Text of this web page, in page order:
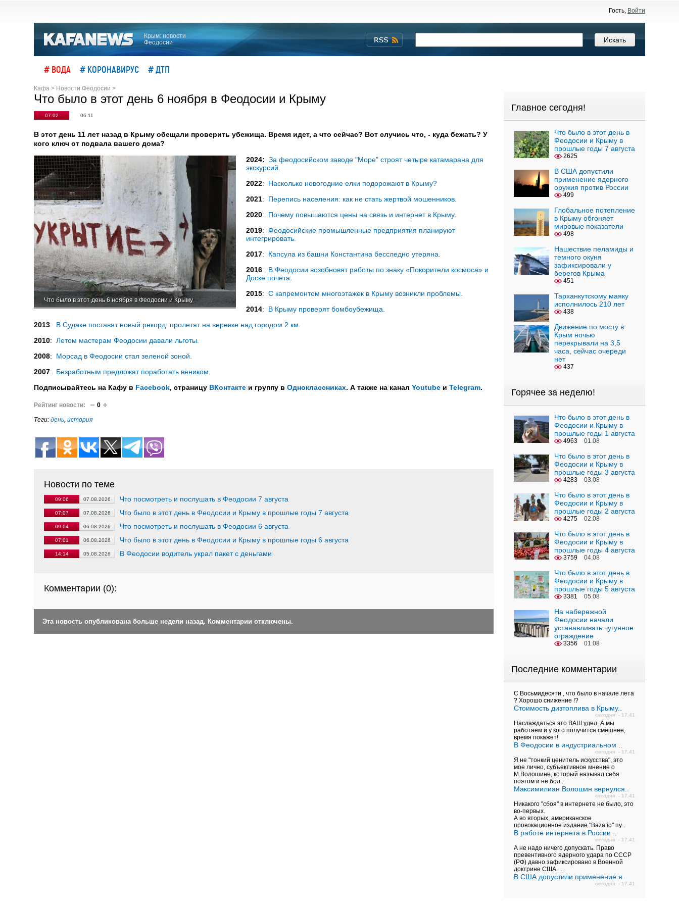
Гость, Войти
Крым: новости
Феодосии
# ВОДА # КОРОНАВИРУС # ДТП
Кафа > Новости Феодосии >
Что было в этот день 6 ноября в Феодосии и Крыму
07:02 06.11
В этот день 11 лет назад в Крыму обещали проверить убежища. Время идет, а что сейчас? Вот случись что, - куда бежать? У
кого ключ от подвала вашего дома?
Что было в этот день 6 ноября в Феодосии и Крыму
2024: За феодосийском заводе "Море" строят четыре катамарана для
экскурсий.
2022: Насколько новогодние елки подорожают в Крыму?
2021: Перепись населения: как не стать жертвой мошенников.
2020: Почему повышаются цены на связь и интернет в Крыму.
2019: Феодосийские промышленные предприятия планируют
интегрировать.
2017: Капсула из башни Константина бесследно утеряна.
2016: В Феодосии возобновят работы по знаку «Покорители космоса» и
Доске почета.
2015: С капремонтом многоэтажек в Крыму возникли проблемы.
2014: В Крыму проверят бомбоубежища.
2013: В Судаке поставят новый рекорд: пролетят на веревке над городом 2 км.
2010: Летом мастерам Феодосии давали льготы.
2008: Морсад в Феодосии стал зеленой зоной.
2007: Безработным предложат поработать веником.
Подписывайтесь на Кафу в Facebook, страницу ВКонтакте и группу в Одноклассниках. А также на канал Youtube и Telegram.
Рейтинг новости: 0
Теги: день, история
Новости по теме
09:06 07.08.2026 Что посмотреть и послушать в Феодосии 7 августа
07:07 07.08.2026 Что было в этот день в Феодосии и Крыму в прошлые годы 7 августа
09:04 06.08.2026 Что посмотреть и послушать в Феодосии 6 августа
07:01 06.08.2026 Что было в этот день в Феодосии и Крыму в прошлые годы 6 августа
14:14 05.08.2026 В Феодосии водитель украл пакет с деньгами
Комментарии (0):
Эта новость опубликована больше недели назад. Комментарии отключены.
Главное сегодня!
Что было в этот день в
Феодосии и Крыму в
прошлые годы 7 августа
2625
В США допустили
применение ядерного
оружия против России
499
Глобальное потепление
в Крыму обгоняет
мировые показатели
498
Нашествие пеламиды и
темного окуня
зафиксировали у
берегов Крыма
451
Тарханкутскому маяку
исполнилось 210 лет
438
Движение по мосту в
Крым ночью
перекрывали на 3,5
часа, сейчас очереди
нет
437
Горячее за неделю!
Что было в этот день в
Феодосии и Крыму в
прошлые годы 1 августа
4963 01.08
Что было в этот день в
Феодосии и Крыму в
прошлые годы 3 августа
4283 03.08
Что было в этот день в
Феодосии и Крыму в
прошлые годы 2 августа
4275 02.08
Что было в этот день в
Феодосии и Крыму в
прошлые годы 4 августа
3759 04.08
Что было в этот день в
Феодосии и Крыму в
прошлые годы 5 августа
3381 05.08
На набережной
Феодосии начали
устанавливать чугунное
ограждение
3356 01.08
Последние комментарии
С Восьмидесяти , что было в начале лета
? Хорошо снижение !?
Стоимость дизтоплива в Крыму..
сегодня - 17.41
Наслаждаться это ВАШ удел. А мы
работаем и у кого получится смешнее,
время покажет!
В Феодосии в индустриальном ..
сегодня - 17.41
Я не "тонкий ценитель искусства", это
мое лично, субъективное мнение о
М.Волошине, который называл себя
поэтом и не бол...
Максимилиан Волошин вернулся..
сегодня - 17.41
Никакого "сбоя" в интернете не было, это
во-первых.
А во вторых, американское
провокационное издание "Baza.io" пу...
В работе интернета в России ..
сегодня - 17.41
А не надо ничего допускать. Право
превентивного ядерного удара по СССР
(РФ) давно зафиксировано в Военной
доктрине США. ...
В США допустили применение я..
сегодня - 17.41